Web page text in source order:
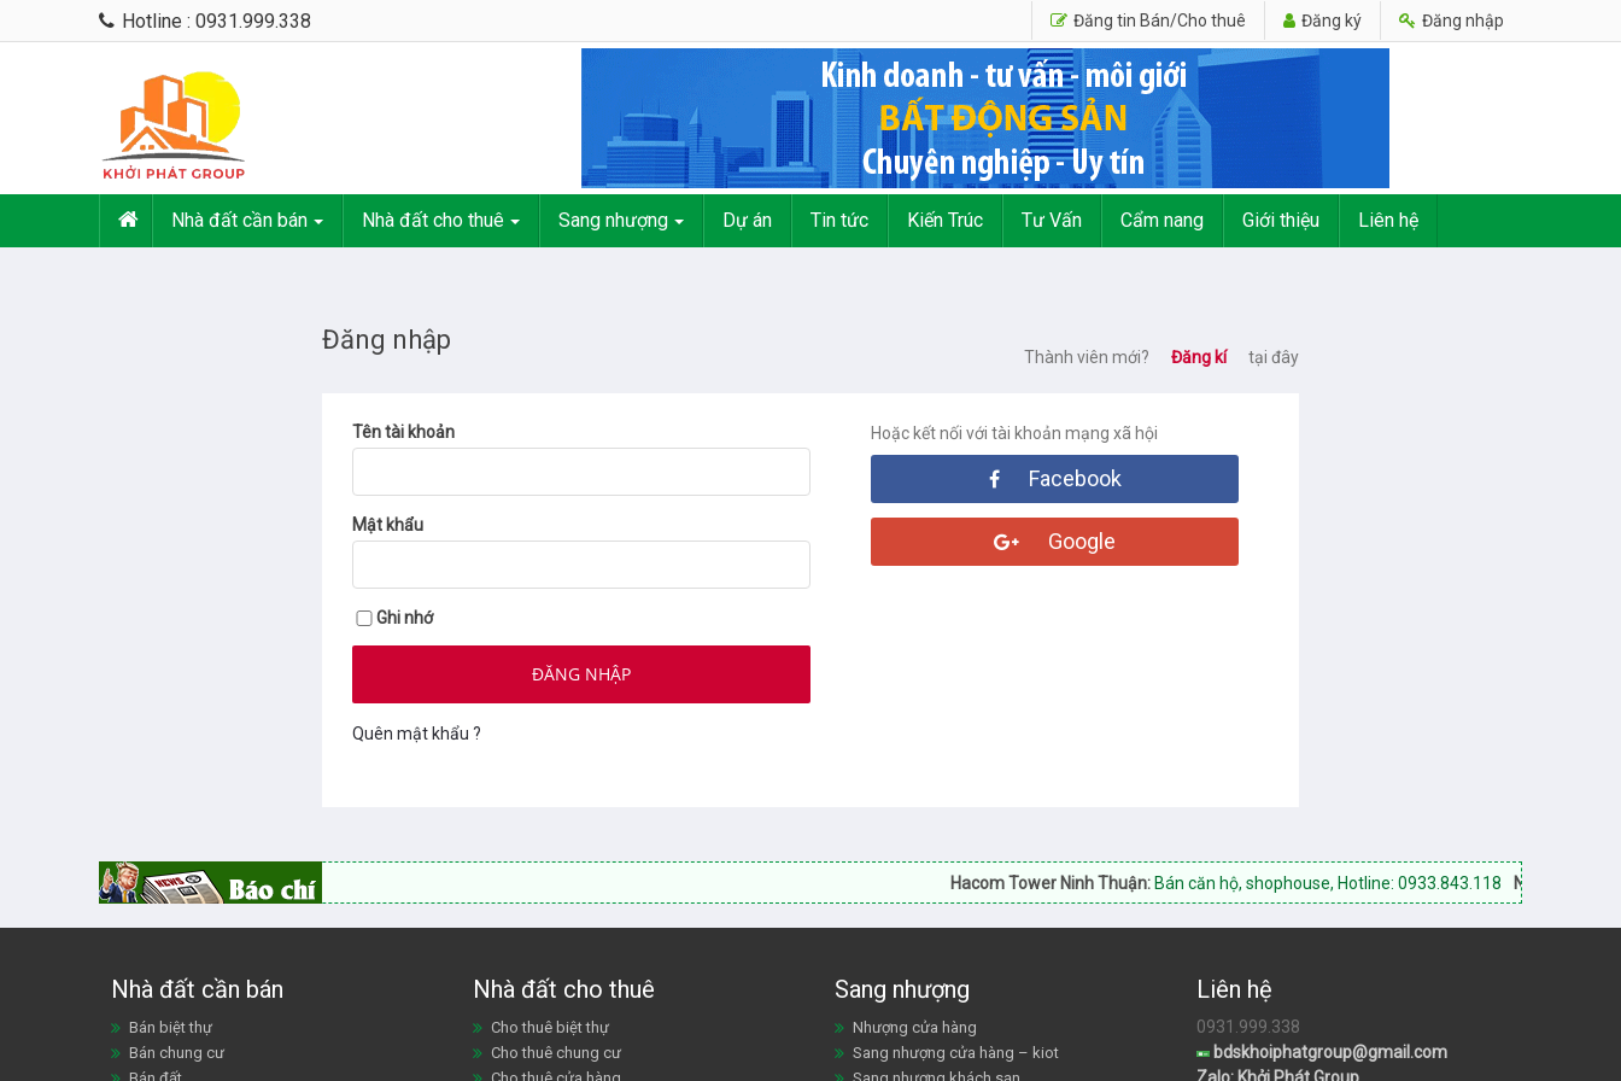
Hotline : 0931.999.338 Đăng tin Bán/Cho thuê Đăng ký Đăng nhập
Nhà đất cần bán Nhà đất cho thuê Sang nhượng Dự án Tin tức Kiến Trúc Tư Vấn Cẩm nang Giới thiệu Liên hệ
Đăng nhập
Thành viên mới? Đăng kí tại đây
Tên tài khoản
Mật khẩu
Ghi nhớ
Quên mật khẩu ?
Hoặc kết nối với tài khoản mạng xã hội
Facebook
Google
Hacom Tower Ninh Thuận:Bán căn hộ, shophouse, Hotline: 0933.843.118 Ninh Thuận Land:
Nhà đất cần bán
Bán biệt thự
Bán chung cư
Nhà đất cho thuê
Cho thuê biệt thự
Cho thuê chung cư
Sang nhượng
Nhượng cửa hàng
Sang nhượng cửa hàng – kiot
Liên hệ
0931.999.338
bdskhoiphatgroup@gmail.com